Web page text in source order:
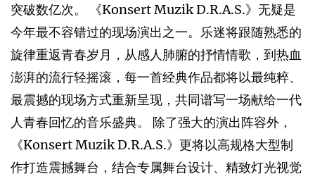
突破数亿次。 《Konsert Muzik D.R.A.S.》无疑是
今年最不容错过的现场演出之一。乐迷将跟随熟悉的
旋律重返青春岁月，从感人肺腑的抒情情歌，到热血
澎湃的流行轻摇滚，每一首经典作品都将以最纯粹、
最震撼的现场方式重新呈现，共同谱写一场献给一代
人青春回忆的音乐盛典。 除了强大的演出阵容外，
《Konsert Muzik D.R.A.S.》更将以高规格大型制
作打造震撼舞台，结合专属舞台设计、精致灯光视觉